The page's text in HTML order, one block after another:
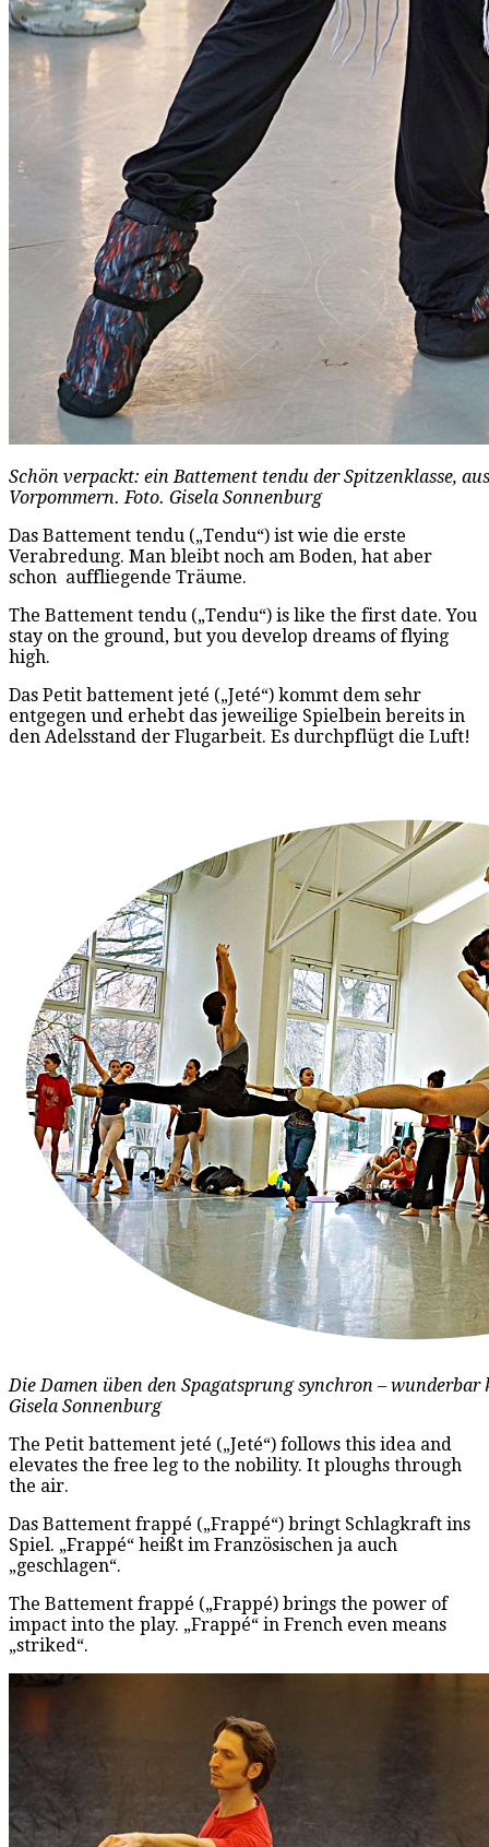
Schön verpackt: ein Battement tendu der Spitzenklasse,
Vorpommern. Foto. Gisela Sonnenburg
Das Battement tendu („Tendu“) ist wie die erste
Verabredung. Man bleibt noch am Boden, hat aber
schon auffliegende Träume.
The Battement tendu („Tendu“) is like the first date. You
stay on the ground, but you develop dreams of flying
high.
Das Petit battement jeté („Jeté“) kommt dem sehr
entgegen und erhebt das jeweilige Spielbein bereits in
den Adelsstand der Flugarbeit. Es durchpflügt die Luft!
Die Damen üben den Spagatsprung synchron –
Gisela Sonnenburg
The Petit battement jeté („Jeté“) follows this idea and
elevates the free leg to the nobility. It ploughs through
the air.
Das Battement frappé („Frappé“) bringt Schlagkraft ins
Spiel. „Frappé“ heißt im Französischen ja auch
„geschlagen“.
The Battement frappé („Frappé) brings the power of
impact into the play. „Frappé“ in French even means
„striked“.